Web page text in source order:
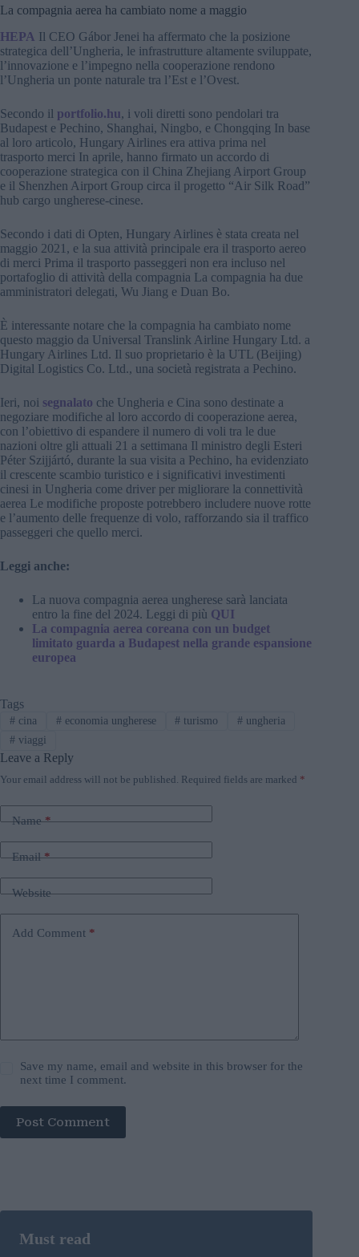
La compagnia aerea ha cambiato nome a maggio
HEPA Il CEO Gábor Jenei ha affermato che la posizione
strategica dell’Ungheria, le infrastrutture altamente sviluppate,
l’innovazione e l’impegno nella cooperazione rendono
l’Ungheria un ponte naturale tra l’Est e l’Ovest.
Secondo il portfolio.hu, i voli diretti sono pendolari tra
Budapest e Pechino, Shanghai, Ningbo, e Chongqing In base
al loro articolo, Hungary Airlines era attiva prima nel
trasporto merci In aprile, hanno firmato un accordo di
cooperazione strategica con il China Zhejiang Airport Group
e il Shenzhen Airport Group circa il progetto “Air Silk Road”
hub cargo ungherese-cinese.
Secondo i dati di Opten, Hungary Airlines è stata creata nel
maggio 2021, e la sua attività principale era il trasporto aereo
di merci Prima il trasporto passeggeri non era incluso nel
portafoglio di attività della compagnia La compagnia ha due
amministratori delegati, Wu Jiang e Duan Bo.
È interessante notare che la compagnia ha cambiato nome
questo maggio da Universal Translink Airline Hungary Ltd. a
Hungary Airlines Ltd. Il suo proprietario è la UTL (Beijing)
Digital Logistics Co. Ltd., una società registrata a Pechino.
Ieri, noi segnalato che Ungheria e Cina sono destinate a
negoziare modifiche al loro accordo di cooperazione aerea,
con l’obiettivo di espandere il numero di voli tra le due
nazioni oltre gli attuali 21 a settimana Il ministro degli Esteri
Péter Szijjártó, durante la sua visita a Pechino, ha evidenziato
il crescente scambio turistico e i significativi investimenti
cinesi in Ungheria come driver per migliorare la connettività
aerea Le modifiche proposte potrebbero includere nuove rotte
e l’aumento delle frequenze di volo, rafforzando sia il traffico
passeggeri che quello merci.
Leggi anche:
La nuova compagnia aerea ungherese sarà lanciata
entro la fine del 2024. Leggi di più QUI
La compagnia aerea coreana con un budget
limitato guarda a Budapest nella grande espansione
europea
Tags
#cina #economia ungherese # turismo # ungheria
#viaggi
Leave a Reply
Your email address will not be published. Required fields are marked *
Name*
Email*
Website
Add Comment *
Save my name, email and website in this browser for the
next time I comment.
Post Comment